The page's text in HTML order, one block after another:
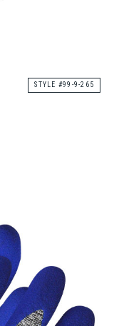
STYLE #99-9-265